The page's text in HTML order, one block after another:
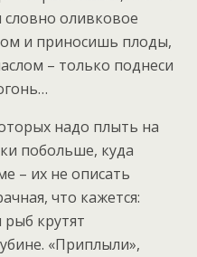
словно оливковое
и приносишь плоды,
– только поднеси
надо плыть на
побольше, куда
– их не описать
что кажется:
крутят
«Приплыли»,